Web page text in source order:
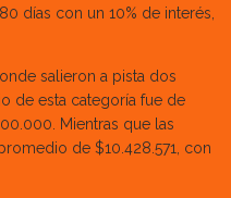
días con un 10% de interés,
salieron a pista dos
de esta categoría fue de
Mientras que las
de $10.428.571, con